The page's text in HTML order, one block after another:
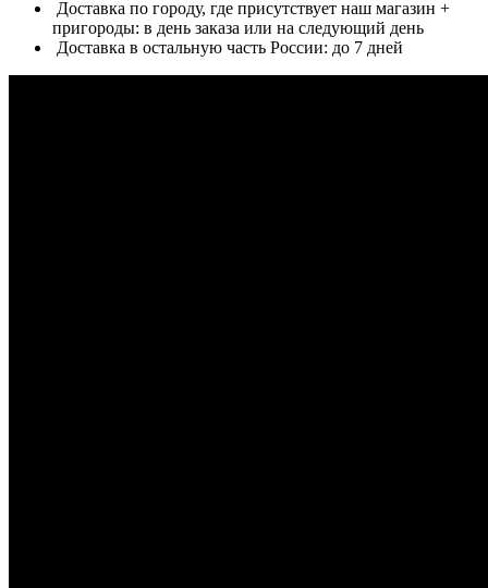
Доставка по городу, где присутствует наш магазин +
пригороды: в день заказа или на следующий день
Доставка в остальную часть России: до 7 дней